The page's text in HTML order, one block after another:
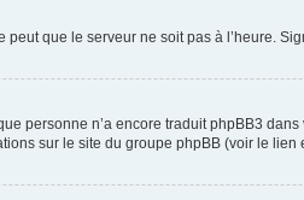
que le serveur ne soit pas à l’heure.
personne n’a encore traduit phpBB3
sur le site du groupe phpBB (voir le lien